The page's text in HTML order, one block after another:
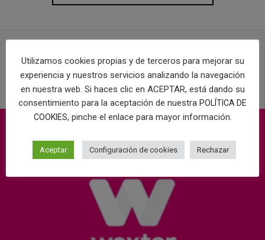
PROYECTOS RELACIONADOS
Utilizamos cookies propias y de terceros para mejorar su
experiencia y nuestros servicios analizando la navegación
en nuestra web. Si haces clic en ACEPTAR, está dando su
consentimiento para la aceptación de nuestra POLÍTICA DE
COOKIES, pinche el enlace para mayor información.
Aceptar Configuración de cookies Rechazar